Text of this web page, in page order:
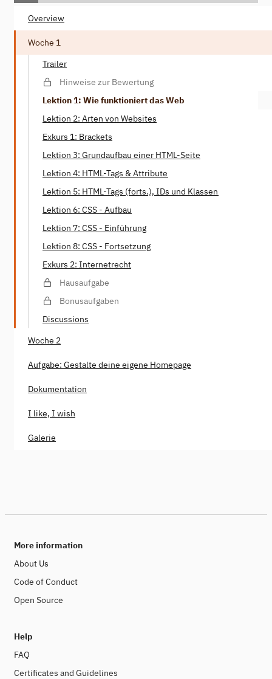
Overview
Woche 1
Trailer
Hinweise zur Bewertung
Lektion 1: Wie funktioniert das Web
Lektion 2: Arten von Websites
Exkurs 1: Brackets
Lektion 3: Grundaufbau einer HTML-Seite
Lektion 4: HTML-Tags & Attribute
Lektion 5: HTML-Tags (forts.), IDs und Klassen
Lektion 6: CSS - Aufbau
Lektion 7: CSS - Einführung
Lektion 8: CSS - Fortsetzung
Exkurs 2: Internetrecht
Hausaufgabe
Bonusaufgaben
Discussions
Woche 2
Aufgabe: Gestalte deine eigene Homepage
Dokumentation
I like, I wish
Galerie
More information
About Us
Code of Conduct
Open Source
Help
FAQ
Certificates and Guidelines